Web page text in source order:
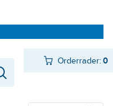
Orderrader:0